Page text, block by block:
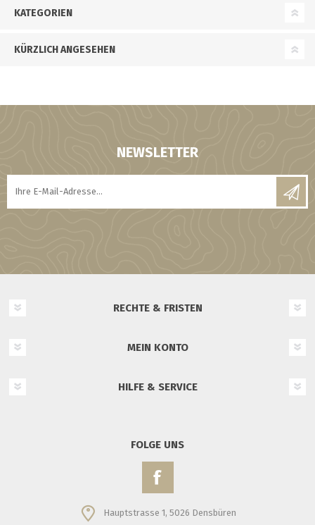
KATEGORIEN
KÜRZLICH ANGESEHEN
NEWSLETTER
RECHTE & FRISTEN
MEIN KONTO
HILFE & SERVICE
FOLGE UNS
Hauptstrasse 1, 5026 Densbüren